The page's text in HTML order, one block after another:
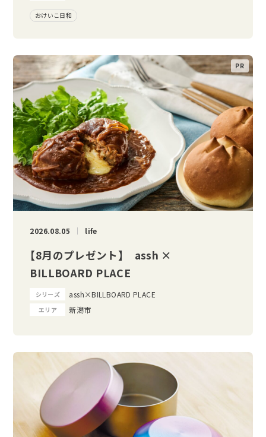
おけいこ日和
2026.08.05 life
【8月のプレゼント】 assh ×
BILLBOARD PLACE
シリーズ assh×BILLBOARD PLACE
エリア 新潟市